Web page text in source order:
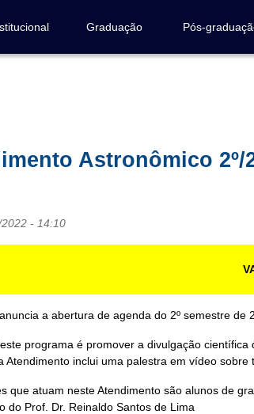
Graduação Pós-
Astronômico 2º/
- 14:10
a abertura de agenda do 2º semestre
programa é promover a divulgação
Atendimento inclui uma palestra em vídeo
que atuam neste Atendimento são alunos de
do Prof. Dr. Reinaldo Santos de Lima